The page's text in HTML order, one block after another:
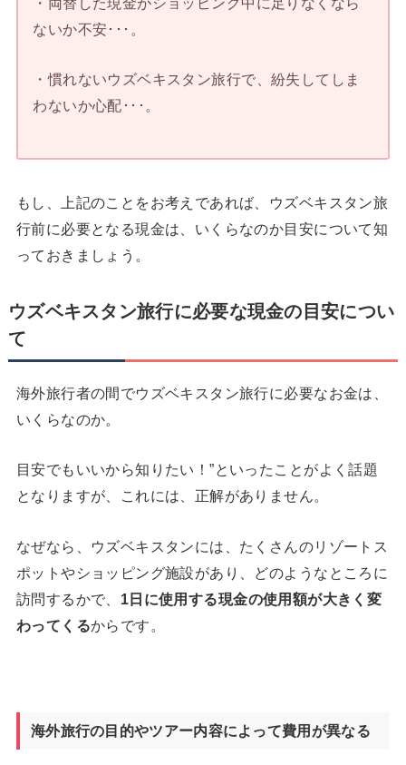
ないか不安･･･。
・慣れないウズベキスタン旅行で、紛失してしま
わないか心配･･･。
もし、上記のことをお考えであれば、ウズベキスタン旅
行前に必要となる現金は、いくらなのか目安について知
っておきましょう。
ウズベキスタン旅行に必要な現金の目安につい
て
海外旅行者の間でウズベキスタン旅行に必要なお金は、
いくらなのか。
目安でもいいから知りたい！”といったことがよく話題
となりますが、これには、正解がありません。
なぜなら、ウズベキスタンには、たくさんのリゾートス
ポットやショッピング施設があり、どのようなところに
訪問するかで、 1 日に使用する現金の使用額が大きく変
わってくるからです。
海外旅行の目的やツアー内容によって費用が異なる